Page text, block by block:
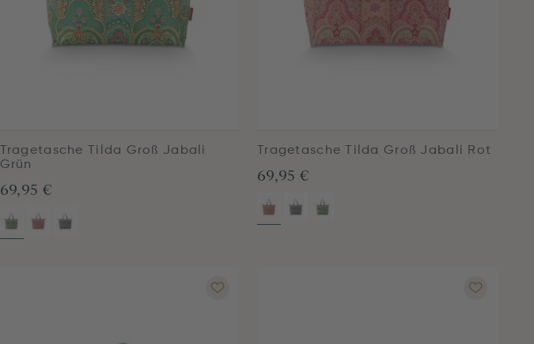
Tragetasche Tilda Groß Jabali
Grün
69,95 €
Tragetasche Tilda Groß Jabali Rot
69,95 €